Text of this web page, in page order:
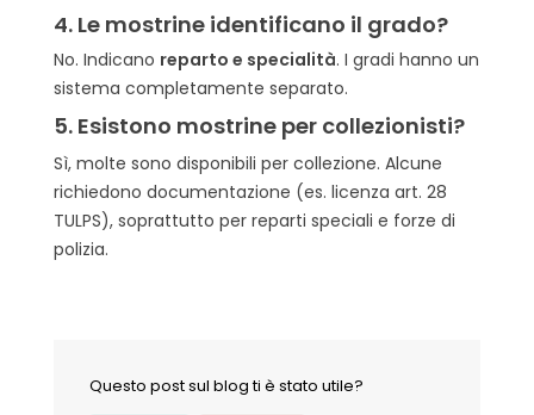
4. Le mostrine identificano il grado?
No. Indicano reparto e specialità. I gradi hanno un
sistema completamente separato.
5. Esistono mostrine per collezionisti?
Sì, molte sono disponibili per collezione. Alcune
richiedono documentazione (es. licenza art. 28
TULPS), soprattutto per reparti speciali e forze di
polizia.
Questo post sul blog ti è stato utile?